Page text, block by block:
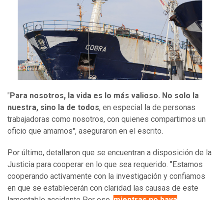
"Para nosotros, la vida es lo más valioso. No solo la
nuestra, sino la de todos, en especial la de personas
trabajadoras como nosotros, con quienes compartimos un
oficio que amamos", aseguraron en el escrito.
Por último, detallaron que se encuentran a disposición de la
Justicia para cooperar en lo que sea requerido. "Estamos
cooperando activamente con la investigación y confiamos
en que se establecerán con claridad las causas de este